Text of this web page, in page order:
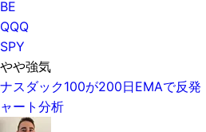
BE
QQQ
SPY
やや強気
ナスダック100が200日EMAで反発
ャート分析